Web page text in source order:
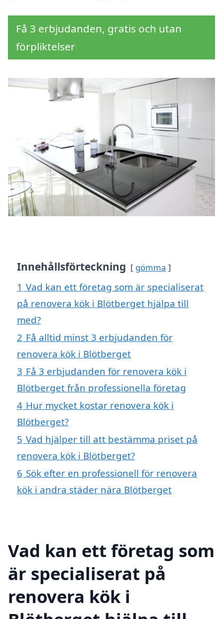
Få 3 erbjudanden, gratis och utan
förpliktelser
Innehållsförteckning gömma
1 Vad kan ett företag som är specialiserat
på renovera kök i Blötberget hjälpa till
med?
2 Få alltid minst 3 erbjudanden för
renovera kök i Blötberget
3 Få 3 erbjudanden för renovera kök i
Blötberget från professionella företag
4 Hur mycket kostar renovera kök i
Blötberget?
5 Vad hjälper till att bestämma priset på
renovera kök i Blötberget?
6 Sök efter en professionell för renovera
kök i andra städer nära Blötberget
Vad kan ett företag som
är specialiserat på
renovera kök i